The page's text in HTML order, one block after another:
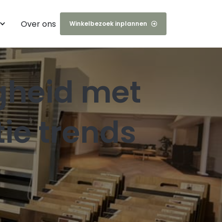
Over ons Winkelbezoek inplannen
met
trends